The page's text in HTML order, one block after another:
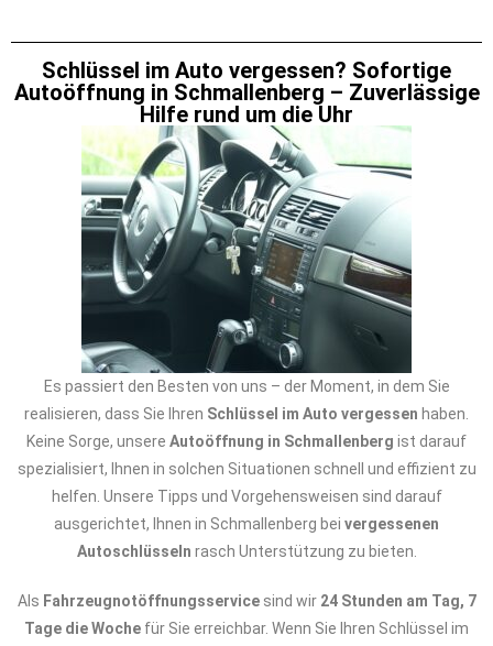
Schlüssel im Auto vergessen? Sofortige
Autoöffnung in Schmallenberg – Zuverlässige
Hilfe rund um die Uhr
Es passiert den Besten von uns – der Moment, in dem Sie
realisieren, dass Sie Ihren Schlüssel im Auto vergessen haben.
Keine Sorge, unsere Autoöffnung in Schmallenberg ist darauf
spezialisiert, Ihnen in solchen Situationen schnell und effizient zu
helfen. Unsere Tipps und Vorgehensweisen sind darauf
ausgerichtet, Ihnen in Schmallenberg bei vergessenen
Autoschlüsseln rasch Unterstützung zu bieten.
Als Fahrzeugnotöffnungsservicesind wir 24 Stunden am Tag, 7
Tage die Woche für Sie erreichbar. Wenn Sie Ihren Schlüssel im